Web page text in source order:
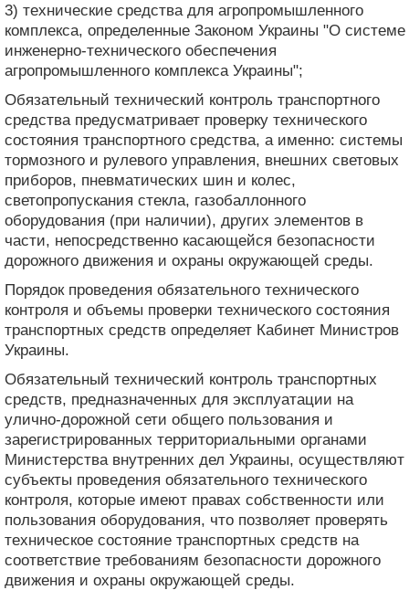
3) технические средства для агропромышленного
комплекса, определенные Законом Украины "О системе
инженерно-технического обеспечения
агропромышленного комплекса Украины";
Обязательный технический контроль транспортного
средства предусматривает проверку технического
состояния транспортного средства, а именно: системы
тормозного и рулевого управления, внешних световых
приборов, пневматических шин и колес,
светопропускания стекла, газобаллонного
оборудования (при наличии), других элементов в
части, непосредственно касающейся безопасности
дорожного движения и охраны окружающей среды.
Порядок проведения обязательного технического
контроля и объемы проверки технического состояния
транспортных средств определяет Кабинет Министров
Украины.
Обязательный технический контроль транспортных
средств, предназначенных для эксплуатации на
улично-дорожной сети общего пользования и
зарегистрированных территориальными органами
Министерства внутренних дел Украины, осуществляют
субъекты проведения обязательного технического
контроля, которые имеют правах собственности или
пользования оборудования, что позволяет проверять
техническое состояние транспортных средств на
соответствие требованиям безопасности дорожного
движения и охраны окружающей среды.